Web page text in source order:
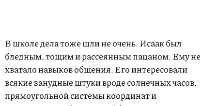
В школе дела тоже шли не очень. Исаак был
бледным, тощим и рассеянным пацаном. Ему не
хватало навыков общения. Его интересовали
всякие занудные штуки вроде солнечных часов,
прямоугольной системы координат и